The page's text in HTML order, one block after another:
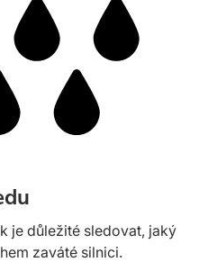
je důležité sledovat, jaký
zaváté silnici.